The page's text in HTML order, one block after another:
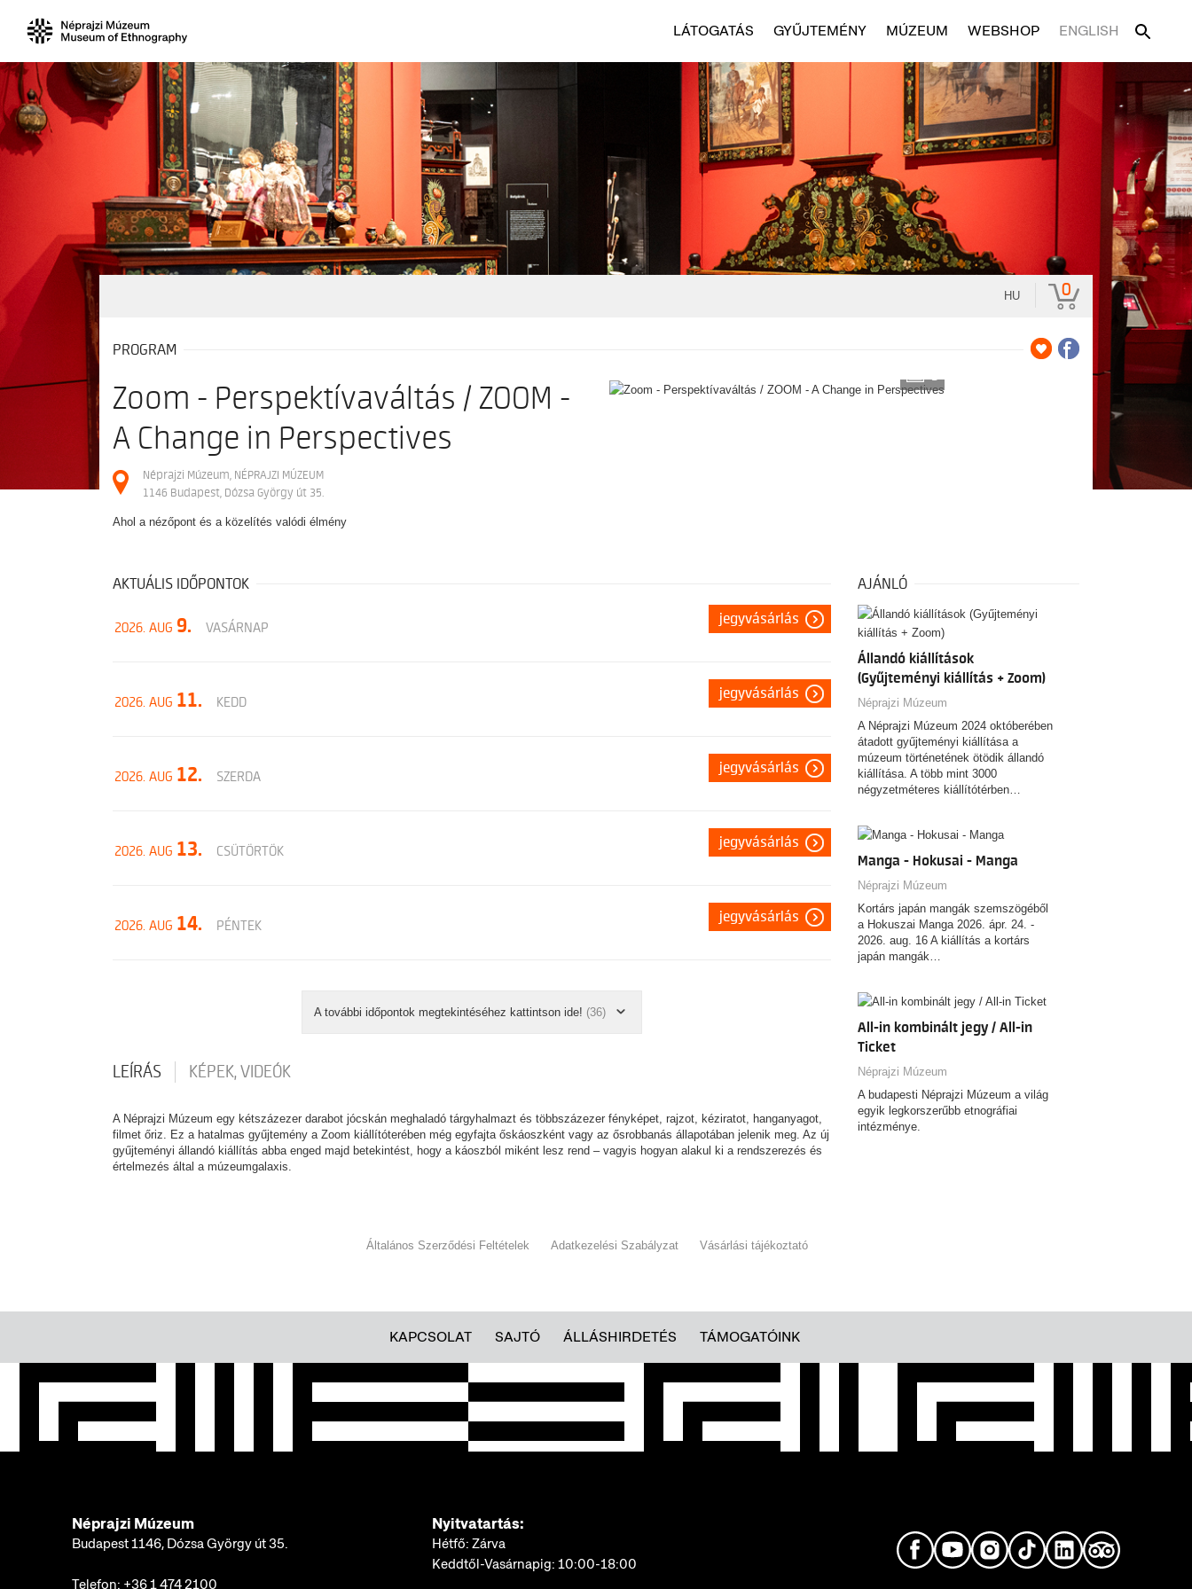
LÁTOGATÁS GYŰJTEMÉNY MÚZEUM WEBSHOP ENGLISH
HU 0
PROGRAM
3
Zoom - Perspektívaváltás / ZOOM -
A Change in Perspectives
Néprajzi Múzeum, NÉPRAJZI MÚZEUM
1146 Budapest, Dózsa György út 35.
Ahol a nézőpont és a közelítés valódi élmény
AKTUÁLIS IDŐPONTOK
2026. AUG 9. VASÁRNAP
jegyvásárlás
2026. AUG 11. KEDD
jegyvásárlás
2026. AUG 12. SZERDA
jegyvásárlás
2026. AUG 13. CSÜTÖRTÖK
jegyvásárlás
2026. AUG 14. PÉNTEK
jegyvásárlás
A további időpontok megtekintéséhez kattintson ide! (36)
LEÍRÁS KÉPEK, VIDEÓK
A Néprajzi Múzeum egy kétszázezer darabot jócskán meghaladó tárgyhalmazt és többszázezer fényképet, rajzot, kéziratot, hanganyagot,
filmet őriz. Ez a hatalmas gyűjtemény a Zoom kiállítóterében még egyfajta őskáoszként vagy az ősrobbanás állapotában jelenik meg. Az új
gyűjteményi állandó kiállítás abba enged majd betekintést, hogy a káoszból miként lesz rend – vagyis hogyan alakul ki a rendszerezés és
értelmezés által a múzeumgalaxis.
AJÁNLÓ
Állandó kiállítások
(Gyűjteményi kiállítás + Zoom)
Néprajzi Múzeum
A Néprajzi Múzeum 2024 októberében
átadott gyűjteményi kiállítása a
múzeum történetének ötödik állandó
kiállítása. A több mint 3000
négyzetméteres kiállítótérben…
Manga - Hokusai - Manga
Néprajzi Múzeum
Kortárs japán mangák szemszögéből
a Hokuszai Manga 2026. ápr. 24. -
2026. aug. 16 A kiállítás a kortárs
japán mangák…
All-in kombinált jegy / All-in
Ticket
Néprajzi Múzeum
A budapesti Néprajzi Múzeum a világ
egyik legkorszerűbb etnográfiai
intézménye.
Általános Szerződési Feltételek Adatkezelési Szabályzat Vásárlási tájékoztató
KAPCSOLAT SAJTÓ ÁLLÁSHIRDETÉS TÁMOGATÓINK
Néprajzi Múzeum
Budapest 1146, Dózsa György út 35.
Telefon: +36 1 474 2100
Nyitvatartás:
Hétfő: Zárva
Keddtől-Vasárnapig: 10:00-18:00